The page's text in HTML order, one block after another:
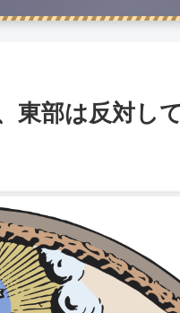
東部は反対し